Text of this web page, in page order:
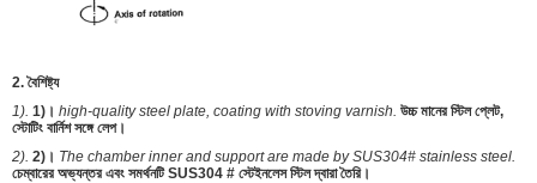
2. বৈশিষ্ট্য
1). 1)। high-quality steel plate, coating with stoving varnish. উচ্চ মানের স্টিল প্লেট,
স্টোটিং বার্নিশ সঙ্গে লেপ।
2). 2)। The chamber inner and support are made by SUS304# stainless steel.
চেম্বারের অভ্যন্তর এবং সমর্থনটি SUS304 # স্টেইনলেস স্টিল দ্বারা তৈরি।